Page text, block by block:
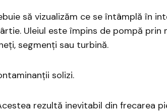
să vizualizăm ce se întâmplă în
Uleiul este împins de pompă
segmenți sau turbină.
solizi.
rezultă inevitabil din frecarea